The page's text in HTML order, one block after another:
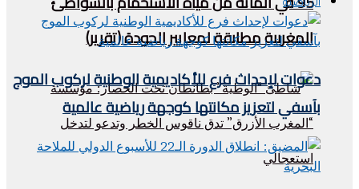
المغربية مطابقة لمعايير الجودة (تقرير)
الرياضية
دعوات لإحداث فرع للأكاديمية الوطنية لركوب الموج
بآسفي لتعزيز مكانتها كوجهة رياضية عالمية